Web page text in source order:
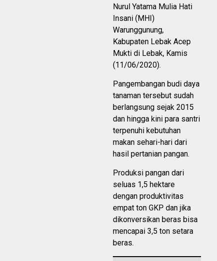
Nurul Yatama Mulia Hati
Insani (MHI)
Warunggunung,
Kabupaten Lebak Acep
Mukti di Lebak, Kamis
(11/06/2020).
Pangembangan budi daya
tanaman tersebut sudah
berlangsung sejak 2015
dan hingga kini para santri
terpenuhi kebutuhan
makan sehari-hari dari
hasil pertanian pangan.
Produksi pangan dari
seluas 1,5 hektare
dengan produktivitas
empat ton GKP dan jika
dikonversikan beras bisa
mencapai 3,5 ton setara
beras.